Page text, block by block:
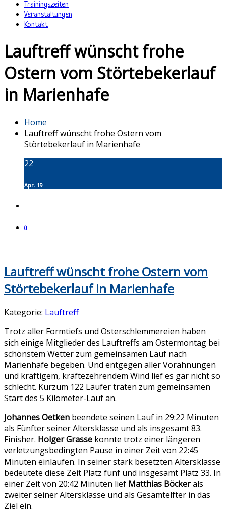
Trainingszeiten
Veranstaltungen
Kontakt
Lauftreff wünscht frohe
Ostern vom Störtebekerlauf
in Marienhafe
Home
Lauftreff wünscht frohe Ostern vom
Störtebekerlauf in Marienhafe
22
Apr. 19
0
Lauftreff wünscht frohe Ostern vom
Störtebekerlauf in Marienhafe
Kategorie: Lauftreff
Trotz aller Formtiefs und Osterschlemmereien haben
sich einige Mitglieder des Lauftreffs am Ostermontag bei
schönstem Wetter zum gemeinsamen Lauf nach
Marienhafe begeben. Und entgegen aller Vorahnungen
und kräftigem, kräftezehrendem Wind lief es gar nicht so
schlecht. Kurzum 122 Läufer traten zum gemeinsamen
Start des 5 Kilometer-Lauf an.
Johannes Oetken beendete seinen Lauf in 29:22 Minuten
als Fünfter seiner Altersklasse und als insgesamt 83.
Finisher. Holger Grasse konnte trotz einer längeren
verletzungsbedingten Pause in einer Zeit von 22:45
Minuten einlaufen. In seiner stark besetzten Altersklasse
bedeutete diese Zeit Platz fünf und insgesamt Platz 33. In
einer Zeit von 20:42 Minuten lief Matthias Böckerals
zweiter seiner Altersklasse und als Gesamtelfter in das
Ziel ein.